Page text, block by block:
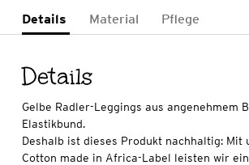
Details Material Pflege
Details
Gelbe Radler-Leggings aus angenehmem
Elastikbund.
Deshalb ist dieses Produkt nachhaltig: Mit
Cotton made in Africa-Label leisten wir